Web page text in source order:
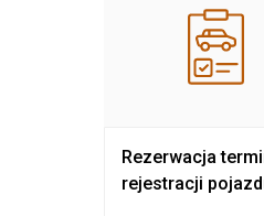
Rezerwacja
rejestracji